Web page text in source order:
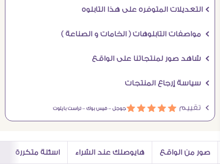
Ö التعديلات المتوفره على هذا التابلوه
Ö مواصفات التابلوهات ( الخامات و الصناعة )
Ö شاهد صور لمنتجاتنا على الواقع
Ö سياسة إرجاع المنتجات
Ö تقييم áááááجوجل –فيس بوك –تراست بايلوت
صور من الواقع هايوصلك عند الشراء اسئلة متكررة